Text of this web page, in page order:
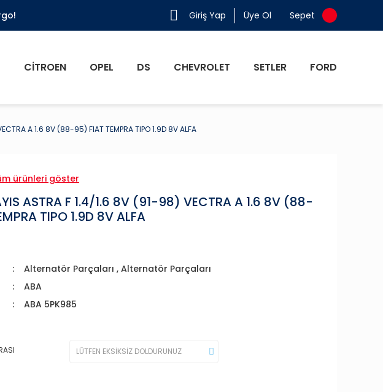
Giriş Yap Üye Ol Sepet
CITROEN OPEL DS CHEVROLET SETLER FORD
A 1.6 8V (88-95) FIAT TEMPRA TIPO 1.9D 8V ALFA
ürünleri göster
ASTRA F 1.4/1.6 8V (91-98) VECTRA A 1.6 8V (88-
TIPO 1.9D 8V ALFA
Alternatör Parçaları , Alternatör Parçaları
ABA
ABA 5PK985